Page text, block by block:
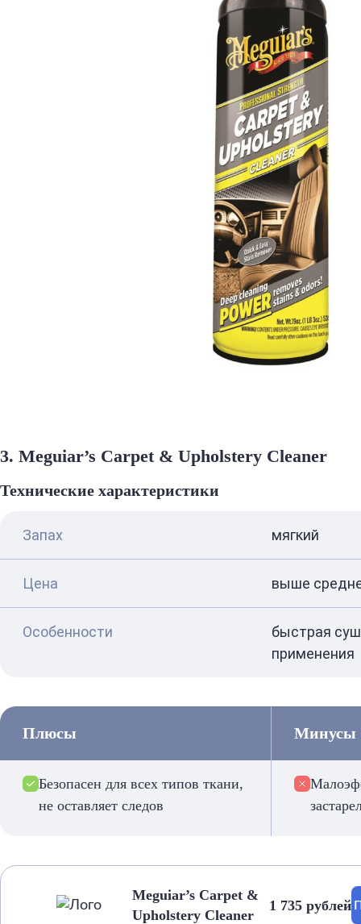
3. Meguiar’s Carpet & Upholstery Cleaner
Технические характеристики
Запах мягкий
Цена выше
Особенности
быстрая
применения
Плюсы
Безопасен для всех типов ткани,
не оставляет следов
Минусы
Meguiar’s Carpet &
Upholstery Cleaner
1 735 рублей